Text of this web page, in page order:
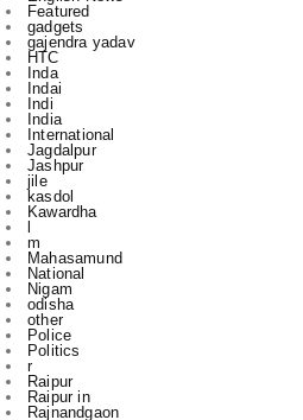
Inda
Indai
Indi
India
International
Jagdalpur
Jashpur
jile
kasdol
Kawardha
l
m
Mahasamund
National
Nigam
odisha
other
Police
Politics
r
Raipur
Raipur in
Rajnandgaon
Ranchi
Rikeshsen
Risali
Rojgaar